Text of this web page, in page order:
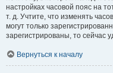
настройках часовой пояс на
т. д. Учтите, что изменять
могут только
зарегистрированы, то сейчас
Вернуться к началу